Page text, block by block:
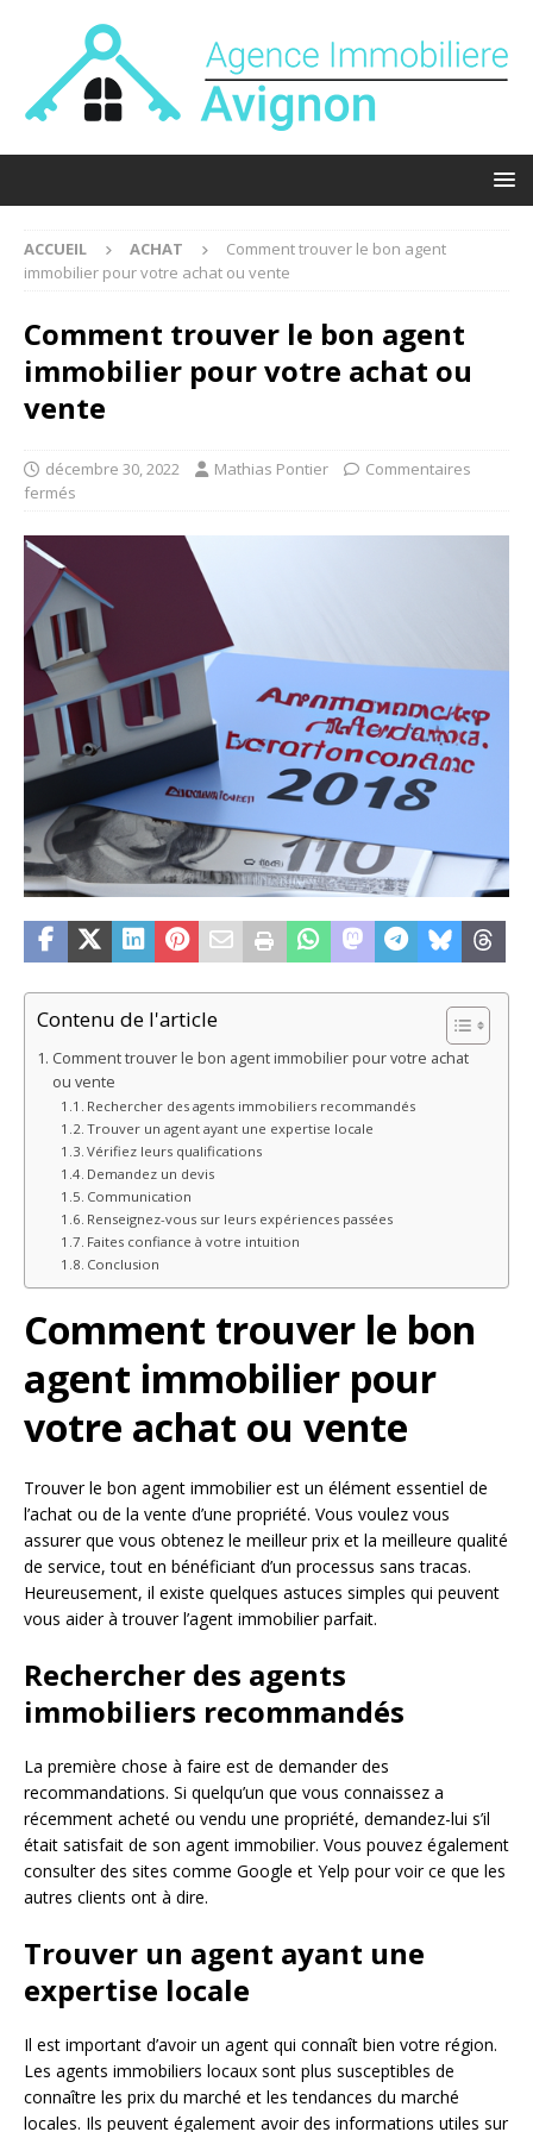
ACCUEIL ACHAT
Comment trouver le bon agent
immobilier pour votre achat ou vente
Comment trouver le bon agent
immobilier pour votre achat ou
vente
décembre 30, 2022 Mathias Pontier
Commentaires
fermés
Contenu de l'article
Comment trouver le bon agent immobilier pour votre achat
ou vente
Rechercher des agents immobiliers recommandés
Trouver un agent ayant une expertise locale
Vérifiez leurs qualifications
Demandez un devis
Communication
Renseignez-vous sur leurs expériences passées
Faites confiance à votre intuition
Conclusion
Comment trouver le bon
agent immobilier pour
votre achat ou vente
Trouver le bon agent immobilier est un élément essentiel de
l’achat ou de la vente d’une propriété. Vous voulez vous
assurer que vous obtenez le meilleur prix et la meilleure qualité
de service, tout en bénéficiant d’un processus sans tracas.
Heureusement, il existe quelques astuces simples qui peuvent
vous aider à trouver l’agent immobilier parfait.
Rechercher des agents
immobiliers recommandés
La première chose à faire est de demander des
recommandations. Si quelqu’un que vous connaissez a
récemment acheté ou vendu une propriété, demandez-lui s’il
était satisfait de son agent immobilier. Vous pouvez également
consulter des sites comme Google et Yelp pour voir ce que les
autres clients ont à dire.
Trouver un agent ayant une
expertise locale
Il est important d’avoir un agent qui connaît bien votre région.
Les agents immobiliers locaux sont plus susceptibles de
connaître les prix du marché et les tendances du marché
locales. Ils peuvent également avoir des informations utiles sur